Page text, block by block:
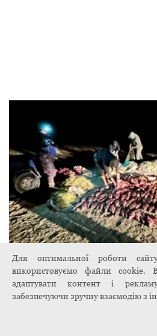
Майже кілометр сіток:
заказнику виявили
природоохоронного
мільйонів гривень
Для оптимальної роботи
використовуємо файли
адаптувати контент і
забезпечуючи зручну взаємодію з